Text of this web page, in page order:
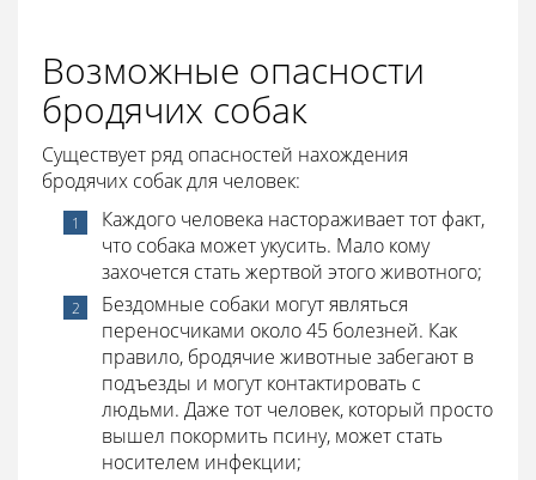
Возможные опасности
бродячих собак
Существует ряд опасностей нахождения
бродячих собак для человек:
Каждого человека настораживает тот факт,
что собака может укусить. Мало кому
захочется стать жертвой этого животного;
Бездомные собаки могут являться
переносчиками около 45 болезней. Как
правило, бродячие животные забегают в
подъезды и могут контактировать с
людьми. Даже тот человек, который просто
вышел покормить псину, может стать
носителем инфекции;